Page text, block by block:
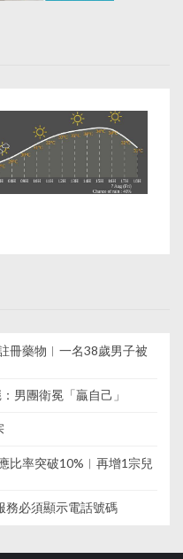
冊藥物︱一名38歲男子被
男團衛冕「贏自己」
比率突破10%︱再增1宗兒
務必須顯示電話號碼